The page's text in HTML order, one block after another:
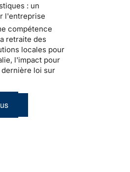
: un
l'entreprise
compétence
retraite des
locales pour
l'impact pour
loi sur